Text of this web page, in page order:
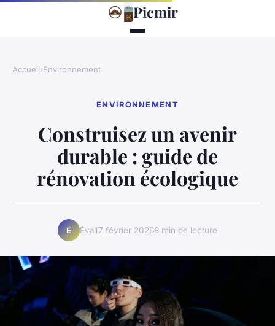
Picmir
Accueil›Environnement
ENVIRONNEMENT
Construisez un avenir
durable : guide de
rénovation écologique
É Éva17 février 20268 min de lecture